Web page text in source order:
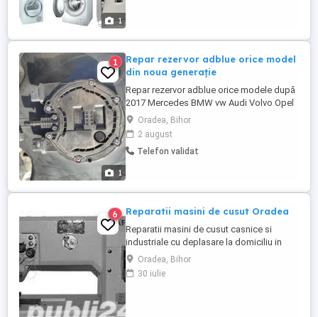
1
1
1
Repar rezervor adblue orice model
din noua generație
Repar rezervor adblue orice modele după
2017 Mercedes BMW vw Audi Volvo Opel
Nissan...
Oradea, Bihor
2 august
Telefon validat
6 Reparatii masini de cusut Oradea
Reparatii masini de cusut casnice si
industriale cu deplasare la domiciliu in
Oradea .Tel
Oradea, Bihor
30 iulie